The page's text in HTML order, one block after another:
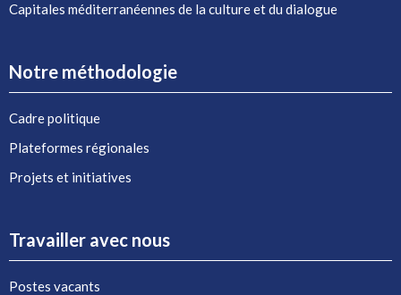
Capitales méditerranéennes de la culture et du dialogue
Notre méthodologie
Cadre politique
Plateformes régionales
Projets et initiatives
Travailler avec nous
Postes vacants